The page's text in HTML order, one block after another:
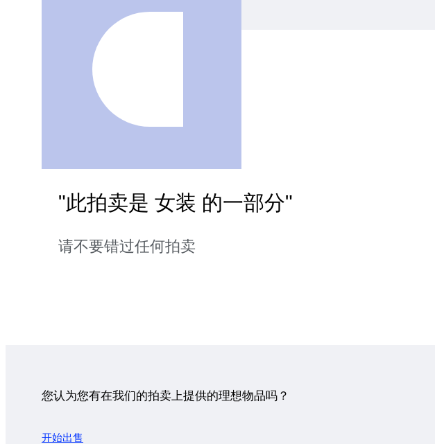
"此拍卖是 女装 的一部分"
请不要错过任何拍卖
您认为您有在我们的拍卖上提供的理想物品吗？
开始出售